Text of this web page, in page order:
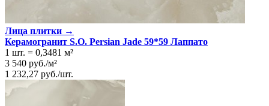
Лица плитки →
Керамогранит S.O. Persian Jade 59*59 Лаппато
1 шт. = 0,3481 м²
3 540 руб./м²
1 232,27 руб./шт.